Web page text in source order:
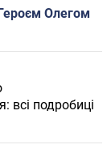
Олегом
всі подробиці